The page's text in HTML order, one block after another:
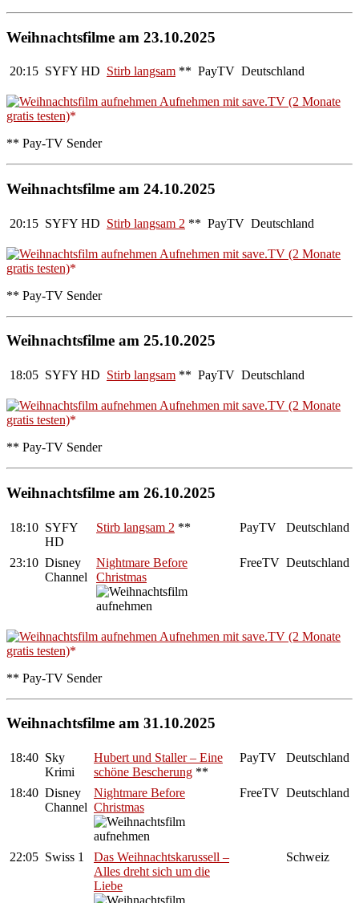
Weihnachtsfilme am 23.10.2025
20:15 SYFY HD Stirb langsam ** PayTV Deutschland
Aufnehmen mit save.TV (2 Monate
gratis testen)
** Pay-TV Sender
Weihnachtsfilme am 24.10.2025
20:15 SYFY HD Stirb langsam 2 ** PayTV Deutschland
Aufnehmen mit save.TV (2 Monate
gratis testen)
** Pay-TV Sender
Weihnachtsfilme am 25.10.2025
18:05 SYFY HD Stirb langsam ** PayTV Deutschland
Aufnehmen mit save.TV (2 Monate
gratis testen)
** Pay-TV Sender
Weihnachtsfilme am 26.10.2025
18:10 SYFY
HD
Stirb langsam 2 ** PayTV Deutschland
23:10 Disney
Channel
Nightmare Before
Christmas
FreeTV Deutschland
Aufnehmen mit save.TV (2 Monate
gratis testen)
** Pay-TV Sender
Weihnachtsfilme am 31.10.2025
18:40 Sky
Krimi
Hubert und Staller – Eine
schöne Bescherung **
PayTV Deutschland
18:40 Disney
Channel
Nightmare Before
Christmas
FreeTV Deutschland
22:05 Swiss 1
Das Weihnachtskarussell –
Alles dreht sich um die
Liebe
Schweiz